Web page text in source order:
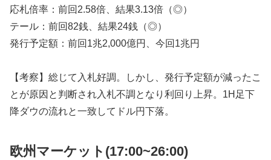
応札倍率：前回2.58倍、結果3.13倍（◎）
テール：前回82銭、結果24銭（◎）
発行予定額：前回1兆2,000億円、今回1兆円
【考察】総じて入札好調。しかし、発行予定額が減ったこ
とが原因と判断され入札不調となり利回り上昇。1H足下
降ダウの流れと一致してドル円下落。
欧州マーケット(17:00~26:00)